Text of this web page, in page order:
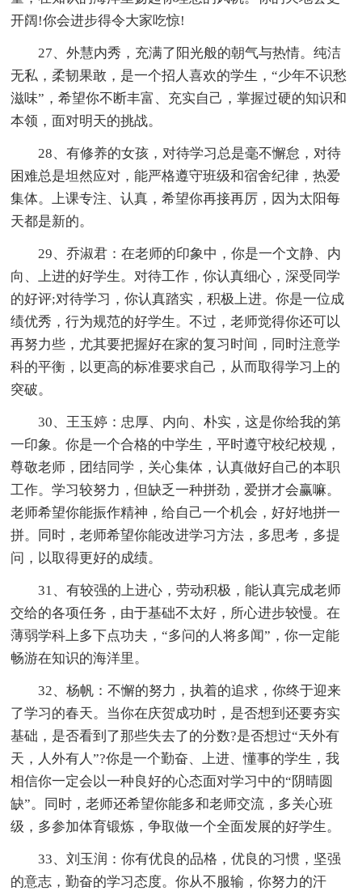
开阔!你会进步得令大家吃惊!
27、外慧内秀，充满了阳光般的朝气与热情。纯洁
无私，柔韧果敢，是一个招人喜欢的学生，“少年不识愁
滋味”，希望你不断丰富、充实自己，掌握过硬的知识和
本领，面对明天的挑战。
28、有修养的女孩，对待学习总是毫不懈怠，对待
困难总是坦然应对，能严格遵守班级和宿舍纪律，热爱
集体。上课专注、认真，希望你再接再厉，因为太阳每
天都是新的。
29、乔淑君：在老师的印象中，你是一个文静、内
向、上进的好学生。对待工作，你认真细心，深受同学
的好评;对待学习，你认真踏实，积极上进。你是一位成
绩优秀，行为规范的好学生。不过，老师觉得你还可以
再努力些，尤其要把握好在家的复习时间，同时注意学
科的平衡，以更高的标准要求自己，从而取得学习上的
突破。
30、王玉婷：忠厚、内向、朴实，这是你给我的第
一印象。你是一个合格的中学生，平时遵守校纪校规，
尊敬老师，团结同学，关心集体，认真做好自己的本职
工作。学习较努力，但缺乏一种拼劲，爱拼才会赢嘛。
老师希望你能振作精神，给自己一个机会，好好地拼一
拼。同时，老师希望你能改进学习方法，多思考，多提
问，以取得更好的成绩。
31、有较强的上进心，劳动积极，能认真完成老师
交给的各项任务，由于基础不太好，所心进步较慢。在
薄弱学科上多下点功夫，“多问的人将多闻”，你一定能
畅游在知识的海洋里。
32、杨帆：不懈的努力，执着的追求，你终于迎来
了学习的春天。当你在庆贺成功时，是否想到还要夯实
基础，是否看到了那些失去了的分数?是否想过“天外有
天，人外有人”?你是一个勤奋、上进、懂事的学生，我
相信你一定会以一种良好的心态面对学习中的“阴晴圆
缺”。同时，老师还希望你能多和老师交流，多关心班
级，多参加体育锻炼，争取做一个全面发展的好学生。
33、刘玉润：你有优良的品格，优良的习惯，坚强
的意志，勤奋的学习态度。你从不服输，你努力的汗